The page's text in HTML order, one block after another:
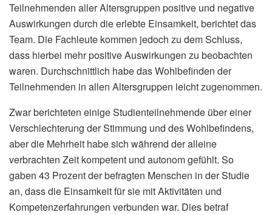
Teilnehmenden aller Altersgruppen positive und negative
Auswirkungen durch die erlebte Einsamkeit, berichtet das
Team. Die Fachleute kommen jedoch zu dem Schluss,
dass hierbei mehr positive Auswirkungen zu beobachten
waren. Durchschnittlich habe das Wohlbefinden der
Teilnehmenden in allen Altersgruppen leicht zugenommen.
Zwar berichteten einige Studienteilnehmende über einer
Verschlechterung der Stimmung und des Wohlbefindens,
aber die Mehrheit habe sich während der alleine
verbrachten Zeit kompetent und autonom gefühlt. So
gaben 43 Prozent der befragten Menschen in der Studie
an, dass die Einsamkeit für sie mit Aktivitäten und
Kompetenzerfahrungen verbunden war. Dies betraf